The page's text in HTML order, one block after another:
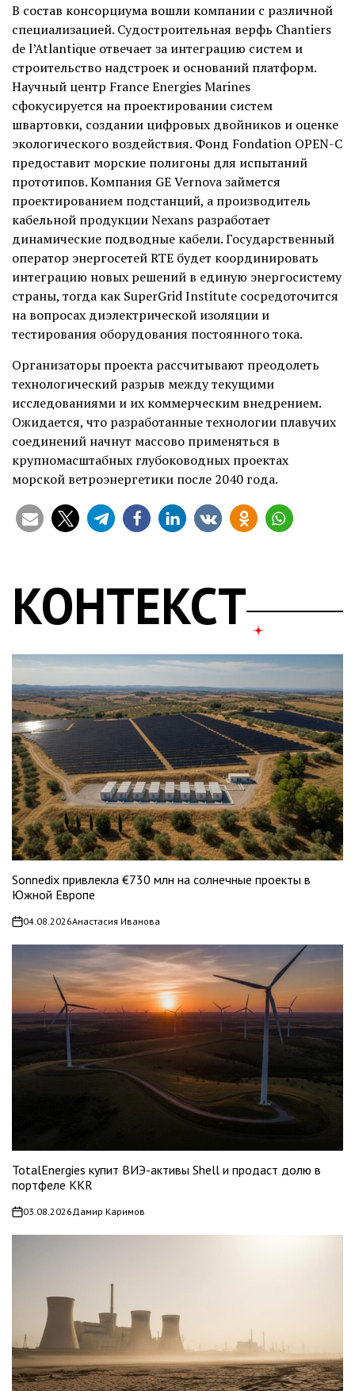
В состав консорциума вошли компании с различной
специализацией. Судостроительная верфь Chantiers
de l’Atlantique отвечает за интеграцию систем и
строительство надстроек и оснований платформ.
Научный центр France Energies Marines
сфокусируется на проектировании систем
швартовки, создании цифровых двойников и оценке
экологического воздействия. Фонд Fondation OPEN-C
предоставит морские полигоны для испытаний
прототипов. Компания GE Vernova займется
проектированием подстанций, а производитель
кабельной продукции Nexans разработает
динамические подводные кабели. Государственный
оператор энергосетей RTE будет координировать
интеграцию новых решений в единую энергосистему
страны, тогда как SuperGrid Institute сосредоточится
на вопросах диэлектрической изоляции и
тестирования оборудования постоянного тока.
Организаторы проекта рассчитывают преодолеть
технологический разрыв между текущими
исследованиями и их коммерческим внедрением.
Ожидается, что разработанные технологии плавучих
соединений начнут массово применяться в
крупномасштабных глубоководных проектах
морской ветроэнергетики после 2040 года.
КОНТЕКСТ
Sonnedix привлекла €730 млн на солнечные проекты в
Южной Европе
on04.08.2026Анастасия Иванова
TotalEnergies купит ВИЭ-активы Shell и продаст долю в
портфеле KKR
on03.08.2026 Дамир Каримов